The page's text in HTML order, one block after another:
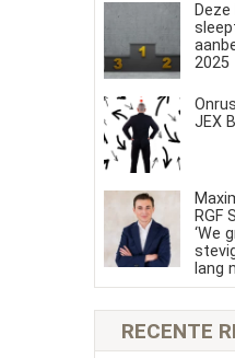
2025
JEX
RGF
‘We
lang
RECENTE